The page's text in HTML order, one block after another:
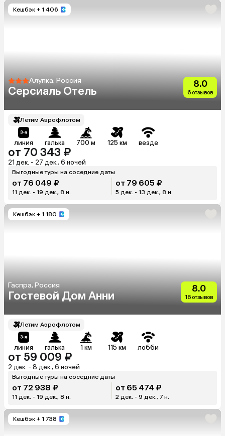
Кешбэк + 1 406
Алупка, Россия
Серсиаль Отель
8.0
6 отзывов
Летим Аэрофлотом
линия галька 700 м 125 км везде
от 70 343 ₽
21 дек. - 27 дек., 6 ночей
Выгодные туры на соседние даты
от 76 049 ₽
11 дек. - 19 дек., 8 н.
от 79 605 ₽
5 дек. - 13 дек., 8 н.
Кешбэк + 1 180
Гаспра, Россия
Гостевой Дом Анни
8.0
16 отзывов
Летим Аэрофлотом
линия галька 1 км 115 км лобби
от 59 009 ₽
2 дек. - 8 дек., 6 ночей
Выгодные туры на соседние даты
от 72 938 ₽
11 дек. - 19 дек., 8 н.
от 65 474 ₽
2 дек. - 9 дек., 7 н.
Кешбэк + 1 738